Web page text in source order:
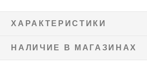
ХАРАКТЕРИСТИКИ
НАЛИЧИЕ В МАГАЗИНАХ